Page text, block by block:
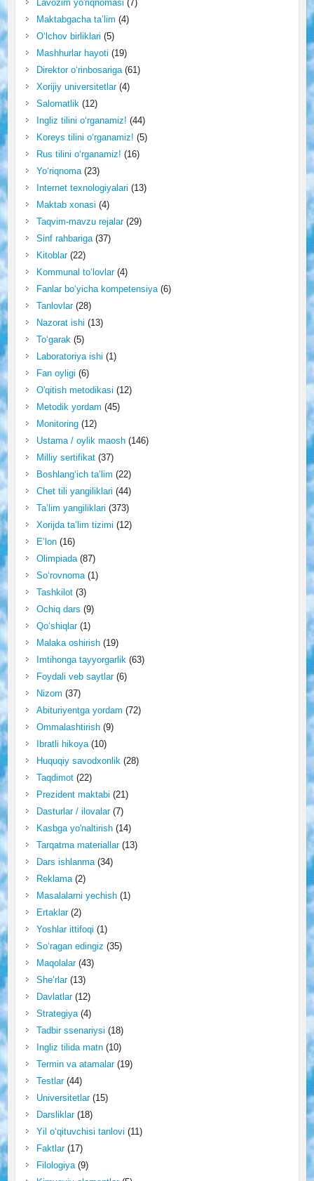
Lavozim yo'riqnomasi (7)
Maktabgacha ta’lim (4)
O‘lchov birliklari (5)
Mashhurlar hayoti (19)
Direktor o‘rinbosariga(61)
Xorijiy universitetlar(4)
Salomatlik(12)
Ingliz tilini o‘rganamiz! (44)
Koreys tilini o‘rganamiz! (5)
Rus tilini o‘rganamiz! (16)
Yo‘riqnoma(23)
Internet texnologiyalari (13)
Maktab xonasi (4)
Taqvim-mavzu rejalar(29)
Sinf rahbariga(37)
Kitoblar(22)
Kommunal to‘lovlar(4)
Fanlar bo‘yicha kompetensiya(6)
Tanlovlar(28)
Nazorat ishi (13)
To‘garak(5)
Laboratoriya ishi (1)
Fan oyligi (6)
O'qitish metodikasi (12)
Metodik yordam (45)
Monitoring(12)
Ustama / oylik maosh(146)
Milliy sertifikat(37)
Boshlang‘ich ta’lim (22)
Chet tili yangiliklari (44)
Ta’lim yangiliklari (373)
Xorijda ta’lim tizimi (12)
E’lon(16)
Olimpiada(87)
So‘rovnoma(1)
Tashkilot(3)
Ochiq dars (9)
Qo‘shiqlar(1)
Malaka oshirish(19)
Imtihonga tayyorgarlik(63)
Foydali veb saytlar(6)
Nizom (37)
Abituriyentga yordam (72)
Ommalashtirish(9)
Ibratli hikoya(10)
Huquqiy savodxonlik(28)
Taqdimot(22)
Prezident maktabi (21)
Dasturlar / ilovalar(7)
Kasbga yo'naltirish(14)
Tarqatma materiallar(13)
Dars ishlanma(34)
Reklama(2)
Masalalarni yechish(1)
Ertaklar(2)
Yoshlar ittifoqi (1)
So‘ragan edingiz (35)
Maqolalar(43)
She’rlar(13)
Davlatlar(12)
Strategiya(4)
Tadbir ssenariysi (18)
Ingliz tilida matn(10)
Termin va atamalar(19)
Testlar(44)
Universitetlar(15)
Darsliklar(18)
Yil o‘qituvchisi tanlovi (11)
Faktlar(17)
Filologiya(9)